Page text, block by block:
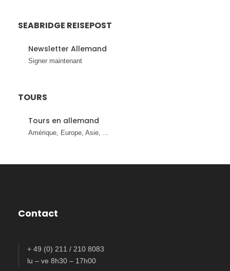
SEABRIDGE REISEPOST
Newsletter Allemand
Signer maintenant
TOURS
Tours en allemand
Amérique, Europe, Asie, ...
Contact
+ 49 (0) 211 / 210 8083
lu – ve 8h30 – 17h00